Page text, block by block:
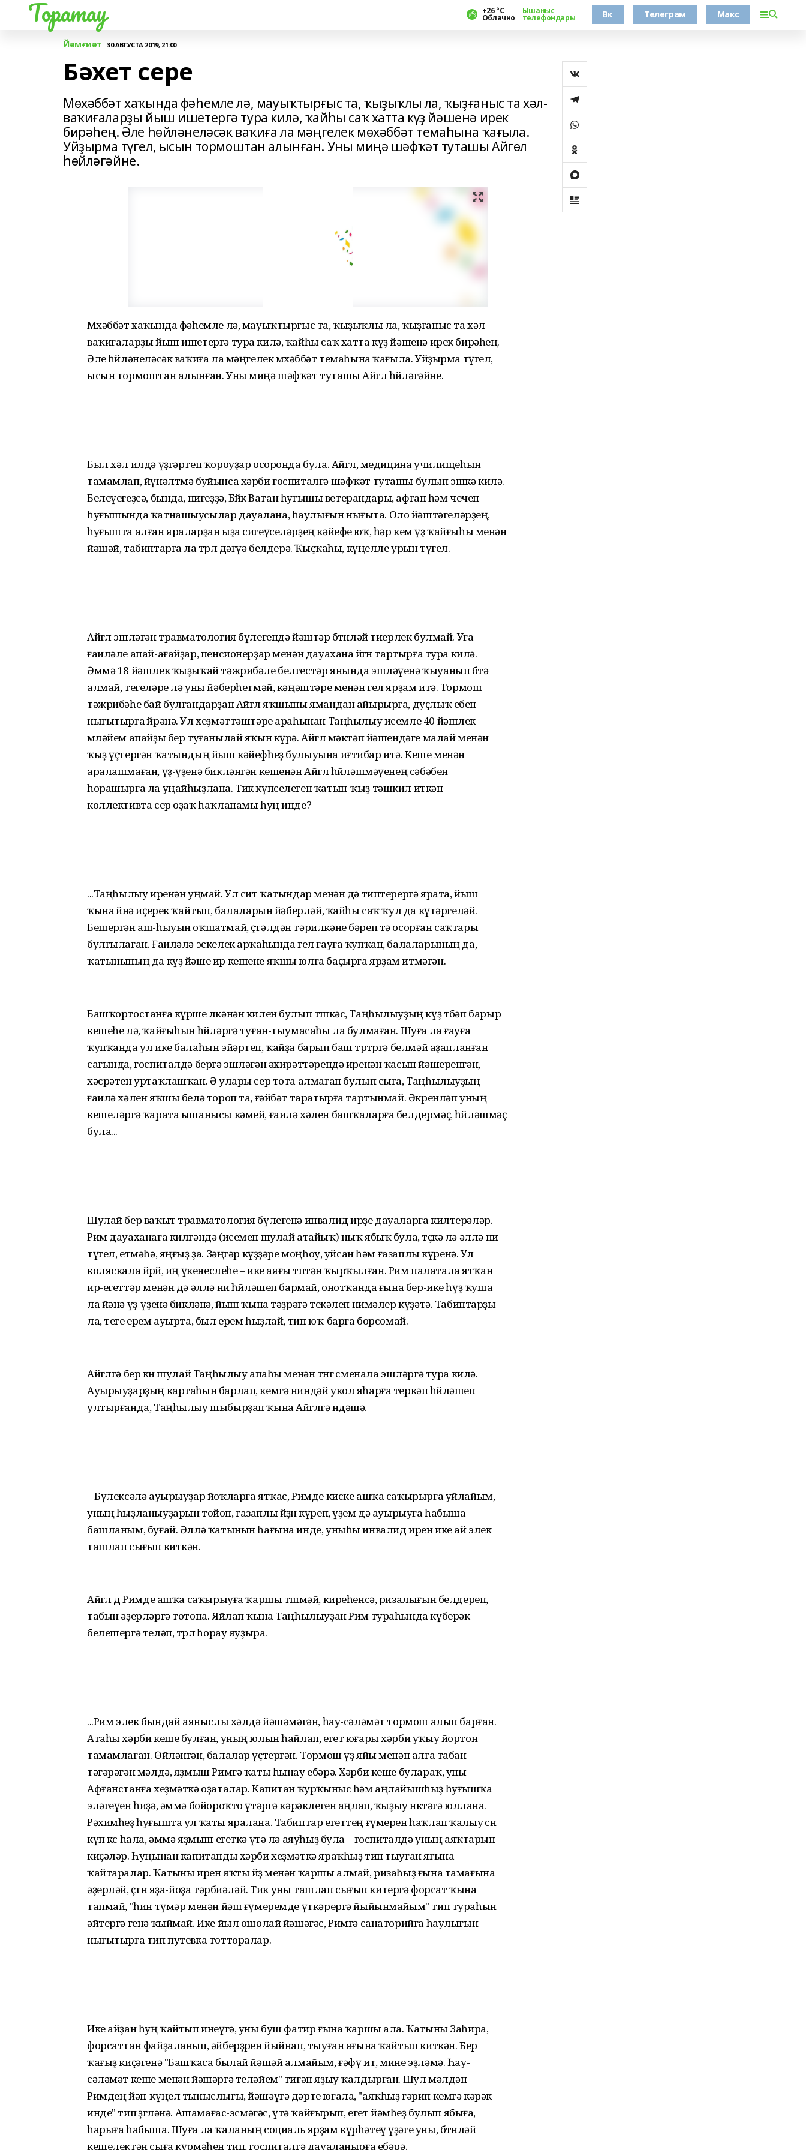
Торатау +26 °С
Облачно
Ышаныс
телефондары Вк Телеграм Макс
Йәмғиәт 30 АВГУСТА 2019, 21:00
Бәхет сере
Мөхәббәт хаҡында фәһемле лә, мауыҡтырғыс та, ҡыҙыҡлы ла, ҡыҙғаныс та хәл-
ваҡиғаларҙы йыш ишетергә тура килә, ҡайһы саҡ хатта күҙ йәшенә ирек
бирәһең. Әле һөйләнеләсәк ваҡиға ла мәңгелек мөхәббәт темаһына ҡағыла.
Уйҙырма түгел, ысын тормоштан алынған. Уны миңә шәфҡәт туташы Айгөл
һөйләгәйне.
Мөхәббәт хаҡында фәһемле лә, мауыҡтырғыс та, ҡыҙыҡлы ла, ҡыҙғаныс та хәл-
ваҡиғаларҙы йыш ишетергә тура килә, ҡайһы саҡ хатта күҙ йәшенә ирек бирәһең.
Әле һөйләнеләсәк ваҡиға ла мәңгелек мөхәббәт темаһына ҡағыла. Уйҙырма түгел,
ысын тормоштан алынған. Уны миңә шәфҡәт туташы Айгөл һөйләгәйне.
Был хәл илдә үҙгәртеп ҡороуҙар осоронда була. Айгөл, медицина училищеһын
тамамлап, йүнәлтмә буйынса хәрби госпиталгә шәфҡәт туташы булып эшкә килә.
Белеүегеҙсә, бында, нигеҙҙә, Бөйөк Ватан һуғышы ветерандары, афған һәм чечен
һуғышында ҡатнашыусылар дауалана, һаулығын нығыта. Оло йәштәгеләрҙең,
һуғышта алған яраларҙан ыҙа сигеүселәрҙең кәйефе юҡ, һәр кем үҙ ҡайғыһы менән
йәшәй, табиптарға ла төрлө дәғүә белдерә. Ҡыҫҡаһы, күңелле урын түгел.
Айгөл эшләгән травматология бүлегендә йәштәр бөтөнләй тиерлек булмай. Уға
ғаиләле апай-ағайҙар, пенсионерҙар менән дауахана йөгөн тартырға тура килә.
Әммә 18 йәшлек ҡыҙыҡай тәжрибәле белгестәр янында эшләүенә ҡыуанып бөтә
алмай, тегеләре лә уны йәберһетмәй, кәңәштәре менән гел ярҙам итә. Тормош
тәжрибәһе бай булғандарҙан Айгөл яҡшыны ямандан айырырға, дуҫлыҡ ебен
нығытырға өйрәнә. Ул хеҙмәттәштәре араһынан Таңһылыу исемле 40 йәшлек
мөләйем апайҙы бер туғанылай яҡын күрә. Айгөл мәктәп йәшендәге малай менән
ҡыҙ үҫтергән ҡатындың йыш кәйефһеҙ булыуына иғтибар итә. Кеше менән
аралашмаған, үҙ-үҙенә бикләнгән кешенән Айгөл һөйләшмәүенең сәбәбен
һорашырға ла уңайһыҙлана. Тик күпселеген ҡатын-ҡыҙ тәшкил иткән
коллективта сер оҙаҡ һаҡланамы һуң инде?
...Таңһылыу иренән уңмай. Ул сит ҡатындар менән дә типтерергә ярата, йыш
ҡына өйөнә иҫерек ҡайтып, балаларын йәберләй, ҡайһы саҡ ҡул да күтәргеләй.
Бешергән аш-һыуын оҡшатмай, өҫтәлдән тәрилкәне бәреп тә осорған саҡтары
булғылаған. Ғаиләлә эскелек арҡаһында гел ғауға ҡупҡан, балаларының да,
ҡатынының да күҙ йәше ир кешене яҡшы юлға баҫырға ярҙам итмәгән.
Башҡортостанға күрше өлкәнән килен булып төшкәс, Таңһылыуҙың күҙ төбәп барыр
кешеһе лә, ҡайғыһын һөйләргә туған-тыумасаһы ла булмаған. Шуға ла ғауға
ҡупҡанда ул ике балаһын эйәртеп, ҡайҙа барып баш төртөргә белмәй аҙапланған
сағында, госпиталдә бергә эшләгән әхирәттәрендә иренән ҡасып йәшеренгән,
хәсрәтен уртаҡлашҡан. Ә улары сер тота алмаған булып сыға, Таңһылыуҙың
ғаилә хәлен яҡшы белә тороп та, ғәйбәт таратырға тартынмай. Әкренләп уның
кешеләргә ҡарата ышанысы кәмей, ғаилә хәлен башҡаларға белдермәҫ, һөйләшмәҫ
була...
Шулай бер ваҡыт травматология бүлегенә инвалид ирҙе дауаларға килтерәләр.
Рим дауаханаға килгәндә (исемен шулай атайыҡ) ныҡ ябыҡ була, төҫкә лә әллә ни
түгел, етмәһә, яңғыҙ ҙа. Зәңгәр күҙҙәре моңһоу, уйсан һәм ғазаплы күренә. Ул
коляскала йөрөй, иң үкенеслеһе – ике аяғы төптән ҡырҡылған. Рим палатала ятҡан
ир-егеттәр менән дә әллә ни һөйләшеп бармай, онотҡанда ғына бер-ике һүҙ ҡуша
ла йәнә үҙ-үҙенә бикләнә, йыш ҡына тәҙрәгә текәлеп нимәлер күҙәтә. Табиптарҙы
ла, теге ерем ауырта, был ерем һыҙлай, тип юҡ-барға борсомай.
Айгөлгә бер көн шулай Таңһылыу апаһы менән төнгө сменала эшләргә тура килә.
Ауырыуҙарҙың картаһын барлап, кемгә ниндәй укол яһарға теркәп һөйләшеп
ултырғанда, Таңһылыу шыбырҙап ҡына Айгөлгә өндәшә.
– Бүлексәлә ауырыуҙар йоҡларға ятҡас, Римде киске ашҡа саҡырырға уйлайым,
уның һыҙланыуҙарын тойоп, ғазаплы йөҙөн күреп, үҙем дә ауырыуға һабыша
башланым, буғай. Әллә ҡатынын һағына инде, уныһы инвалид ирен ике ай элек
ташлап сығып киткән.
Айгөл дө Римде ашҡа саҡырыуға ҡаршы төшмәй, киреһенсә, ризалығын белдереп,
табын әҙерләргә тотона. Яйлап ҡына Таңһылыуҙан Рим тураһында күберәк
белешергә теләп, төрлө һорау яуҙыра.
...Рим элек бындай аяныслы хәлдә йәшәмәгән, һау-сәләмәт тормош алып барған.
Атаһы хәрби кеше булған, уның юлын һайлап, егет юғары хәрби уҡыу йортон
тамамлаған. Өйләнгән, балалар үҫтергән. Тормош үҙ яйы менән алға табан
тәгәрәгән мәлдә, яҙмыш Римгә ҡаты һынау ебәрә. Хәрби кеше булараҡ, уны
Афғанстанға хеҙмәткә оҙаталар. Капитан ҡурҡыныс һәм аңлайышһыҙ һуғышҡа
эләгеүен һиҙә, әммә бойороҡто үтәргә кәрәклеген аңлап, ҡыҙыу нөктәгә юллана.
Рәхимһеҙ һуғышта ул ҡаты яралана. Табиптар егеттең ғүмерен һаҡлап ҡалыу өсөн
күп көс һала, әммә яҙмыш егеткә үтә лә аяуһыҙ була – госпиталдә уның аяҡтарын
киҫәләр. Һуңынан капитанды хәрби хеҙмәткә яраҡһыҙ тип тыуған яғына
ҡайтаралар. Ҡатыны ирен яҡты йөҙ менән ҡаршы алмай, ризаһыҙ ғына тамағына
әҙерләй, өҫтөн яҙа-йоҙа тәрбиәләй. Тик уны ташлап сығып китергә форсат ҡына
тапмай, "һин түмәр менән йәш ғүмеремде үткәрергә йыйынмайым" тип тураһын
әйтергә генә ҡыймай. Ике йыл ошолай йәшәгәс, Римгә санаторийға һаулығын
нығытырға тип путевка тотторалар.
Ике айҙан һуң ҡайтып инеүгә, уны буш фатир ғына ҡаршы ала. Ҡатыны Заһира,
форсаттан файҙаланып, әйберҙөрен йыйнап, тыуған яғына ҡайтып киткән. Бер
ҡағыҙ киҫәгенә "Башҡаса былай йәшәй алмайым, ғәфү ит, мине эҙләмә. Һау-
сәләмәт кеше менән йәшәргә теләйем" тигән яҙыу ҡалдырған. Шул мәлдән
Римдең йән-күңел тыныслығы, йәшәүгә дәрте юғала, "аяҡһыҙ ғәрип кемгә кәрәк
инде" тип өҙгөләнә. Ашамағас-эсмәгәс, үтә ҡайғырып, егет йәмһеҙ булып ябыға,
һарыға һабыша. Шуға ла ҡаланың социаль ярҙам күрһәтеү үҙәге уны, бөтөнләй
кешелектән сыға күрмәһен тип, госпиталгә дауаланырға ебәрә.